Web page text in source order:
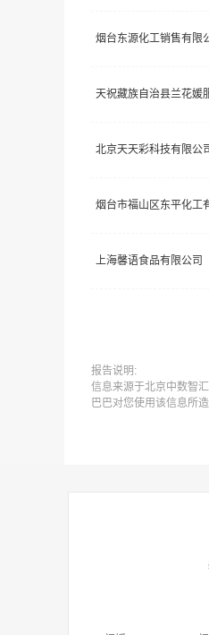
烟台东源化工销售有限
天祝藏族自治县兰花媛
北京天天彩科技有限公
烟台市福山区东平化工
上海馨语食品有限公司
报告说明:
信息来源于北京中数智
巴巴对您使用该信息所